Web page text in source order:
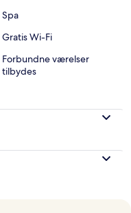
Spa
Gratis Wi-Fi
Forbundne værelser
tilbydes